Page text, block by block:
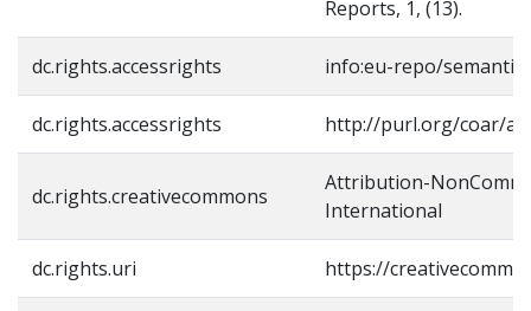
Reports, 1, (13).
dc.rights.accessrights info:eu-repo/
dc.rights.accessrights http://purl.org/coar/
dc.rights.creativecommons
Attribution-
International
dc.rights.uri https://